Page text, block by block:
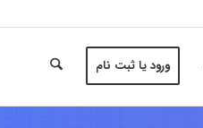
ورود یا ثبت نام